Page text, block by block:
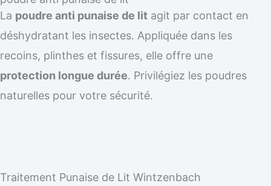
La poudre anti punaise de lit agit par contact en
déshydratant les insectes. Appliquée dans les
recoins, plinthes et fissures, elle offre une
protection longue durée. Privilégiez les poudres
naturelles pour votre sécurité.
Traitement Punaise de Lit Wintzenbach